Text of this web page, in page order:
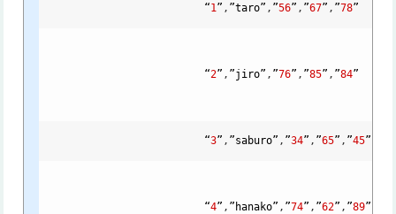
                          “
1 ” , ”taro” , ”56” , ”67” , ”78”
                          “
2” , ”jiro” , ”76” , ”85” , ”84”
                          “
3” , ”saburo” , ”34” , ”65” , ”45”
                          “
4” , ” hanako” , ”74” , ”62” , ”89”